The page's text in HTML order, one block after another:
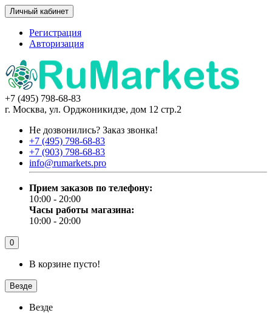
Личный кабинет
Регистрация
Авторизация
+7 (495) 798-68-83
г. Москва, ул. Орджоникидзе, дом 12 стр.2
Не дозвонились? Заказ звонка!
+7 (495) 798-68-83
+7 (903) 798-68-83
info@rumarkets.pro
Прием заказов по телефону:
10:00 - 20:00
Часы работы магазина:
10:00 - 20:00
0
В корзине пусто!
Везде
Везде